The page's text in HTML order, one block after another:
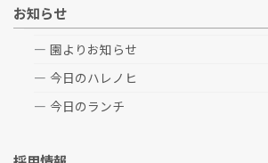
お知らせ
園よりお知らせ
今日のハレノヒ
今日のランチ